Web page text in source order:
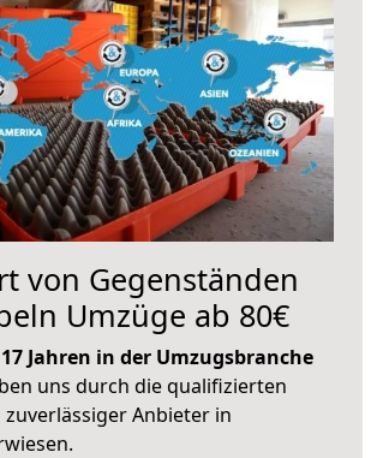
von Gegenständen
Umzüge ab 80€
Jahren in der Umzugsbranche
uns durch die qualifizierten
Anbieter in